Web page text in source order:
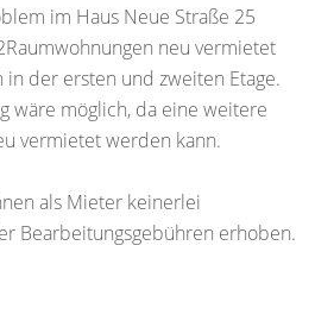
im Haus Neue Straße 25
neu vermietet
der ersten und zweiten Etage.
wäre möglich, da eine weitere
vermietet werden kann.
als Mieter keinerlei
Bearbeitungsgebühren erhoben.